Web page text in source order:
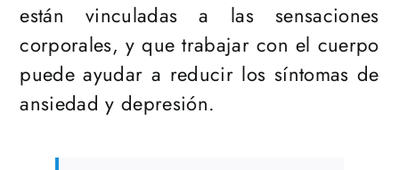
están vinculadas a las sensaciones
corporales, y que trabajar con el cuerpo
puede ayudar a reducir los síntomas de
ansiedad y depresión.